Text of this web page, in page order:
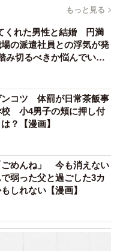
もっと見る
くれた男性と結婚 円満
の派遣社員との浮気が発
切るべきか悩んでいま
ンセラーが解説】
ンコツ 体罰が日常茶飯事
校 小4男子の頬に押し付
？【漫画】
ごめんね」 今も消えない
弱った父と過ごした3カ
しれない【漫画】